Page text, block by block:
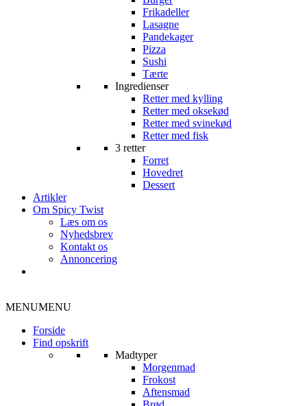
Frikadeller
Lasagne
Pandekager
Pizza
Sushi
Tærte
Ingredienser
Retter med kylling
Retter med oksekød
Retter med svinekød
Retter med fisk
3 retter
Forret
Hovedret
Dessert
Artikler
Om Spicy Twist
Læs om os
Nyhedsbrev
Kontakt os
Annoncering
MENUMENU
Forside
Find opskrift
Madtyper
Morgenmad
Frokost
Aftensmad